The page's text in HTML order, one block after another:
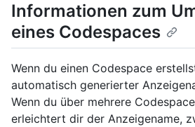
Informationen zum
eines Codespaces
Wenn du einen Codespace
automatisch generierter
Wenn du über mehrere
erleichtert dir der Anzeigename,